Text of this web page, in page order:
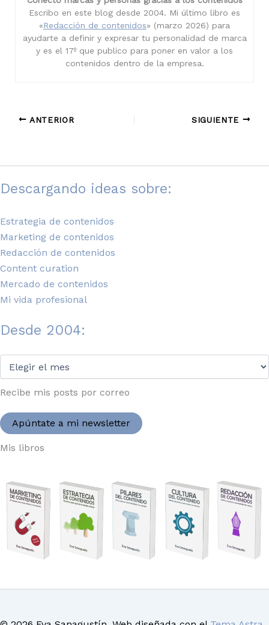
Escribo en este blog desde 2004. Mi último libro es
«Redacción de contenidos» (marzo 2026) para
ayudarte a definir y expresar tu personalidad de marca
y es el 17º que publico para poner en valor a los
contenidos dentro de la empresa.
ANTERIOR SIGUIENTE
Descargando ideas sobre:
Estrategia de contenidos
Marketing de contenidos
Redacción de contenidos
Content curation
Mercado de contenidos
Mi vida profesional
Desde 2004:
2004:
Recibe mis posts por correo
Apúntate a mi newsletter
Mis libros